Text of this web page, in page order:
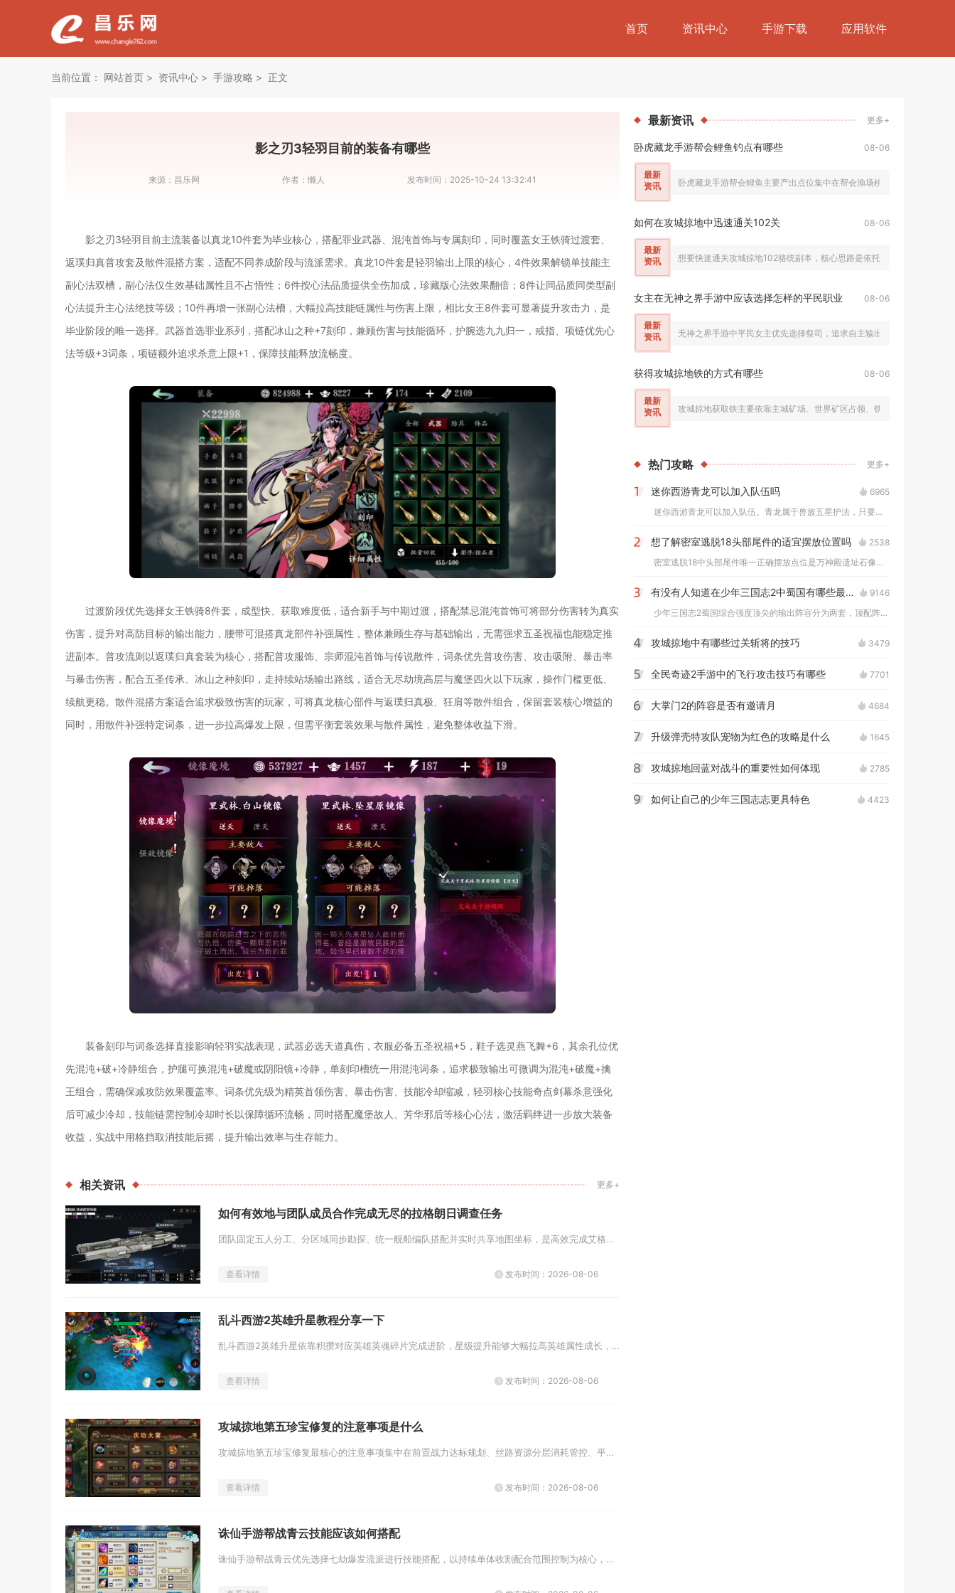
首页 资讯中心 手游下载 应用软件
当前位置： 网站首页 资讯中心 手游攻略 正文
影之刃3轻羽目前的装备有哪些
来源： 昌乐网 作者： 懒人 发布时间： 2025-10-24 13:32:41
影之刃3轻羽目前主流装备以真龙10件套为毕业核心，搭配罪业武器、混沌首饰与专属刻印，同时覆盖女王铁骑过渡套、
返璞归真普攻套及散件混搭方案，适配不同养成阶段与流派需求。真龙10件套是轻羽输出上限的核心，4件效果解锁单技能主
副心法双槽，副心法仅生效基础属性且不占悟性；6件按心法品质提供全伤加成，珍藏版心法效果翻倍；8件让同品质同类型副
心法提升主心法绝技等级；10件再增一张副心法槽，大幅拉高技能链属性与伤害上限，相比女王8件套可显著提升攻击力，是
毕业阶段的唯一选择。武器首选罪业系列，搭配冰山之种+7刻印，兼顾伤害与技能循环，护腕选九九归一，戒指、项链优先心
法等级+3词条，项链额外追求杀意上限+1，保障技能释放流畅度。
过渡阶段优先选择女王铁骑8件套，成型快、获取难度低，适合新手与中期过渡，搭配禁忌混沌首饰可将部分伤害转为真实
伤害，提升对高防目标的输出能力，腰带可混搭真龙部件补强属性，整体兼顾生存与基础输出，无需强求五圣祝福也能稳定推
进副本。普攻流则以返璞归真套装为核心，搭配普攻服饰、宗师混沌首饰与传说散件，词条优先普攻伤害、攻击吸附、暴击率
与暴击伤害，配合五圣传承、冰山之种刻印，走持续站场输出路线，适合无尽劫境高层与魔堡四火以下玩家，操作门槛更低、
续航更稳。散件混搭方案适合追求极致伤害的玩家，可将真龙核心部件与返璞归真极、狂肩等散件组合，保留套装核心增益的
同时，用散件补强特定词条，进一步拉高爆发上限，但需平衡套装效果与散件属性，避免整体收益下滑。
装备刻印与词条选择直接影响轻羽实战表现，武器必选天道真伤，衣服必备五圣祝福+5，鞋子选灵燕飞舞+6，其余孔位优
先混沌+破+冷静组合，护腿可换混沌+破魔或阴阳镜+冷静，单刻印槽统一用混沌词条，追求极致输出可微调为混沌+破魔+擒
王组合，需确保减攻防效果覆盖率。词条优先级为精英首领伤害、暴击伤害、技能冷却缩减，轻羽核心技能奇点剑幕杀意强化
后可减少冷却，技能链需控制冷却时长以保障循环流畅，同时搭配魔堡故人、芳华邪后等核心心法，激活羁绊进一步放大装备
收益，实战中用格挡取消技能后摇，提升输出效率与生存能力。
相关资讯 更多+
如何有效地与团队成员合作完成无尽的拉格朗日调查任务
团队固定五人分工、分区域同步勘探、统一舰船编队搭配并实时共享地图坐标，是高效完成艾格勒姆物资调查全流程、稳定获取05舰船...
查看详情 发布时间：2026-08-06
乱斗西游2英雄升星教程分享一下
乱斗西游2英雄升星依靠积攒对应英雄英魂碎片完成进阶，星级提升能够大幅拉高英雄属性成长，逐步解锁种族被动与技能强化效果，是...
查看详情 发布时间：2026-08-06
攻城掠地第五珍宝修复的注意事项是什么
攻城掠地第五珍宝修复最核心的注意事项集中在前置战力达标规划、丝路资源分层消耗管控、平叛关卡策略取舍、碎片收集节奏统筹以及...
查看详情 发布时间：2026-08-06
诛仙手游帮战青云技能应该如何搭配
诛仙手游帮战青云优先选择七劫爆发流派进行技能搭配，以持续单体收割配合范围控制为核心，技能栏常驻真元护体、唤雷诀、真元华闪...
最新资讯 更多+
卧虎藏龙手游帮会鲤鱼钓点有哪些 08-06
最新
资讯
卧虎藏龙手游帮会鲤鱼主要产出点位集中在帮会渔场桃花谷浅滩水草区
如何在攻城掠地中迅速通关102关 08-06
最新
资讯
想要快速通关攻城掠地102骆统副本，核心思路是依托山地地形选用适
女主在无神之界手游中应该选择怎样的平民职业 08-06
最新
资讯
无神之界手游中平民女主优先选择祭司，追求自主输出可选弓箭手，近
获得攻城掠地铁的方式有哪些 08-06
最新
资讯
攻城掠地获取铁主要依靠主城矿场、世界矿区占领、铁匠铺熔炼、功勋
热门攻略 更多+
迷你西游青龙可以加入队伍吗
6965
迷你西游青龙可以加入队伍。青龙属于兽族五星护法，只要成功获取...
2 想了解密室逃脱18头部尾件的适宜摆放位置吗
2538
密室逃脱18中头部尾件唯一正确摆放点位是万神殿遗址石像群中央...
3 有没有人知道在少年三国志2中蜀国有哪些最强的输出阵容
9146
少年三国志2蜀国综合强度顶尖的输出阵容分为两套，顶配阵容为关...
4 攻城掠地中有哪些过关斩将的技巧 3479
5 全民奇迹2手游中的飞行攻击技巧有哪些 7701
6 大掌门2的阵容是否有邀请月 4684
7 升级弹壳特攻队宠物为红色的攻略是什么 1645
8 攻城掠地回蓝对战斗的重要性如何体现 2785
9 如何让自己的少年三国志志更具特色 4423